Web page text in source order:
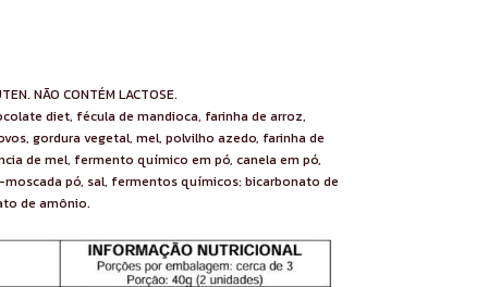
NÃO CONTÉM LACTOSE.
diet, fécula de mandioca, farinha de arroz,
gordura vegetal, mel, polvilho azedo, farinha de
de mel, fermento químico em pó, canela em pó,
pó, sal, fermentos químicos: bicarbonato de
de amônio.